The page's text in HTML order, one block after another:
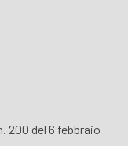
200 del 6 febbraio